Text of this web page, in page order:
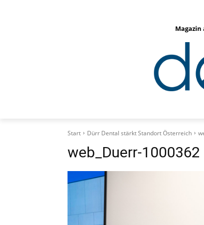
Start Dürr Dental stärkt Standort Österreich
web_Duerr-1000362